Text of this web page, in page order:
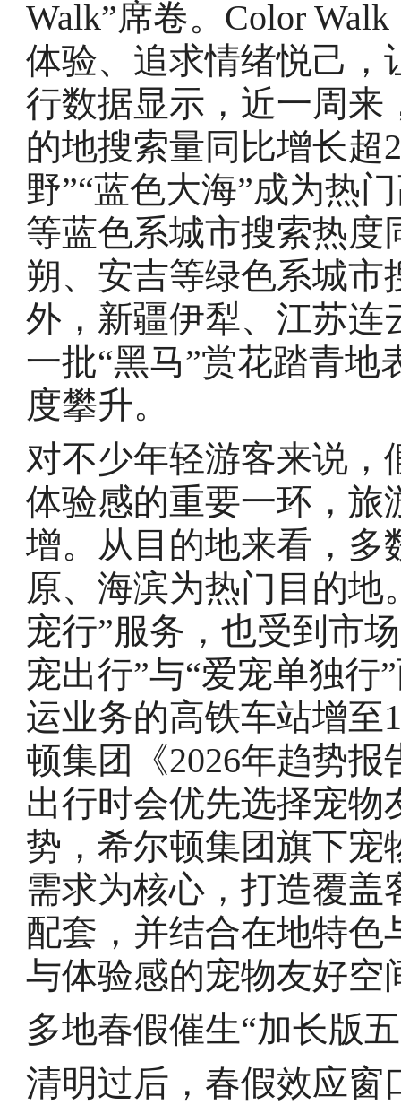
Walk”席卷。Color
体验、追求情绪悦己，
行数据显示，近一周来
的地搜索量同比增长超
野”“蓝色大海”成为热
等蓝色系城市搜索热度
朔、安吉等绿色系城市
外，新疆伊犁、江苏连
一批“黑马”赏花踏青
度攀升。
对不少年轻游客来说，
体验感的重要一环，旅
增。从目的地来看，多
原、海滨为热门目的地
宠行”服务，也受到市
宠出行”与“爱宠单独行
运业务的高铁车站增至
顿集团《2026年趋势
出行时会优先选择宠
势，希尔顿集团旗下宠
需求为核心，打造覆
配套，并结合在地特色
与体验感的宠物友好空
多地春假催生“加长版
清明过后，春假效应窗